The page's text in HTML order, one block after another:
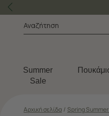
Summer
Sale
Αρχική σελίδα / Spring